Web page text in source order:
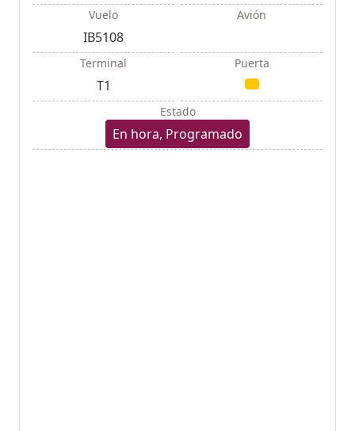
Vuelo
IB5108
Avión
Terminal
T1
Puerta
Estado
En hora, Programado